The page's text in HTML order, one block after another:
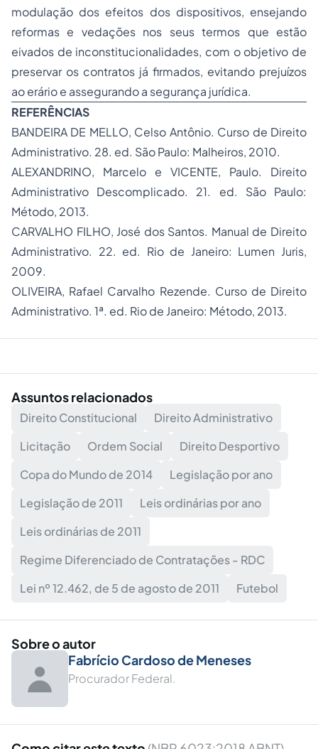
modulação dos efeitos dos dispositivos, ensejando
reformas e vedações nos seus termos que estão
eivados de inconstitucionalidades, com o objetivo de
preservar os contratos já firmados, evitando prejuízos
ao erário e assegurando a segurança jurídica.
REFERÊNCIAS
BANDEIRA DE MELLO, Celso Antônio. Curso de Direito
Administrativo. 28. ed. São Paulo: Malheiros, 2010.
ALEXANDRINO, Marcelo e VICENTE, Paulo. Direito
Administrativo Descomplicado. 21. ed. São Paulo:
Método, 2013.
CARVALHO FILHO, José dos Santos. Manual de Direito
Administrativo. 22. ed. Rio de Janeiro: Lumen Juris,
2009.
OLIVEIRA, Rafael Carvalho Rezende. Curso de Direito
Administrativo. 1ª. ed. Rio de Janeiro: Método, 2013.
Assuntos relacionados
Direito Constitucional
Direito Administrativo
Licitação
Ordem Social
Direito Desportivo
Copa do Mundo de 2014
Legislação por ano
Legislação de 2011
Leis ordinárias por ano
Leis ordinárias de 2011
Regime Diferenciado de Contratações - RDC
Lei nº 12.462, de 5 de agosto de 2011
Futebol
Sobre o autor
Fabrício Cardoso de Meneses
Procurador Federal.